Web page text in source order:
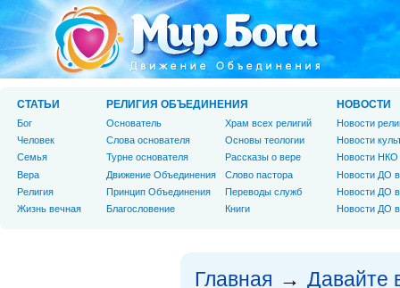
Главная → Давайте
СТАТЬИ
Бог
Человек
Cемья
Вера
Религия
Жизнь вечная
РЕЛИГИЯ ОБЪЕДИНЕНИЯ
Основатель
Слова основателя
Турне основателя
Движение Объединения
Принцип Объединения
Благословение
Храм всех религий
Основы теологии
Рассказы о вере
Слово пастора
Переводы служб
Книги
НОВОСТИ
Новости
Новости
Новости НКО
Новости ДО
Новости ДО
Новости ДО